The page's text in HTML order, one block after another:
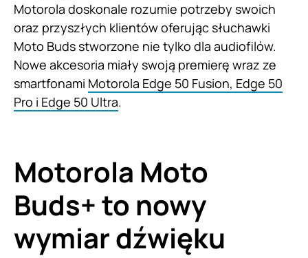
Motorola doskonale rozumie potrzeby swoich
oraz przyszłych klientów oferując słuchawki
Moto Buds stworzone nie tylko dla audiofilów.
Nowe akcesoria miały swoją premierę wraz ze
smartfonami Motorola Edge 50 Fusion, Edge 50
Pro i Edge 50 Ultra.
Motorola Moto
Buds+ to nowy
wymiar dźwięku